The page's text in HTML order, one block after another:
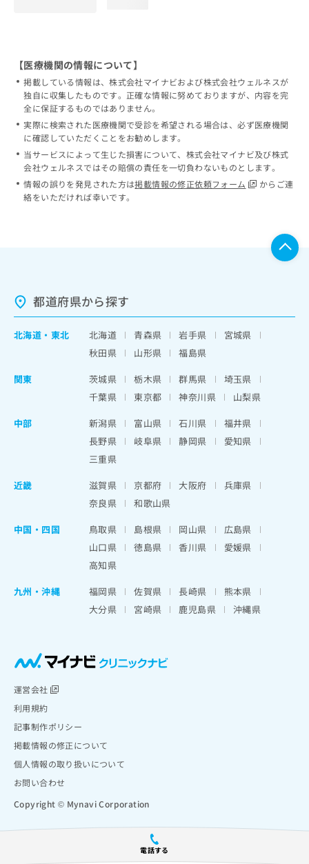
電話する
【医療機関の情報について】
掲載している情報は、株式会社マイナビおよび株式会社ウェルネスが
独自に収集したものです。正確な情報に努めておりますが、内容を完
全に保証するものではありません。
実際に検索された医療機関で受診を希望される場合は、必ず医療機関
に確認していただくことをお勧めします。
当サービスによって生じた損害について、株式会社マイナビ及び株式
会社ウェルネスではその賠償の責任を一切負わないものとします。
情報の誤りを発見された方は掲載情報の修正依頼フォーム
からご連
絡をいただければ幸いです。
都道府県から探す
北海道 ・ 東北 北海道 青森県 岩手県
宮城県
秋田県
山形県
福島県
関東
茨城県 栃木県 群馬県
埼玉県
千葉県
東京都 神奈川県
山梨県
中部
新潟県 富山県 石川県
福井県
長野県
岐阜県 静岡県
愛知県
三重県
近畿
滋賀県 京都府 大阪府
兵庫県
奈良県
和歌山県
中国・四国
鳥取県 島根県 岡山県
広島県
山口県
徳島県 香川県
愛媛県
高知県
九州・沖縄
福岡県 佐賀県 長崎県
熊本県
大分県
宮崎県 鹿児島県 沖縄県
運営会社
利用規約
記事制作ポリシー
掲載情報の修正について
個人情報の取り扱いについて
お問い合わせ
Copyright © Mynavi Corporation